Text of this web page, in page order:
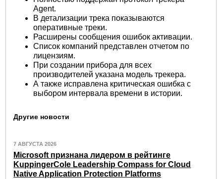
Agent.
В детализации трека показываются
оперативные треки.
Расширены сообщения ошибок активации.
Список компаний представлен отчетом по
лицензиям.
При создании прибора для всех
производителей указана модель трекера.
А также исправлена критическая ошибка с
выбором интервала времени в истории.
Другие новости
7 АВГУСТА 2026
Microsoft признана лидером в рейтинге
KuppingerCole Leadership Compass for Cloud
Native Application Protection Platforms